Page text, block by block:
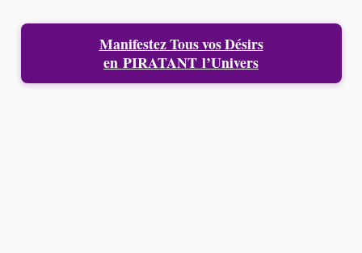
Manifestez Tous vos Désirs
en PIRATANT l’Univers